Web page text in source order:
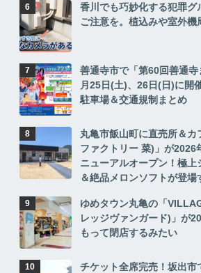
香川でも巧妙化する犯罪グ
ご注意を。植込みや室外機
善通寺市で「第60回善通
月25日(土)、26日(日)に開
駐車場＆交通規制まとめ
丸亀市飯山町に直売所＆カ
ファクトリー 菜)」が2026
ニューアルオープン！極上
＆絶品メロンソフトが登場
ゆめタウン丸亀の「
レッジヴァンガード)」が
もって閉店するみたい
チケット全席完売！坂出市